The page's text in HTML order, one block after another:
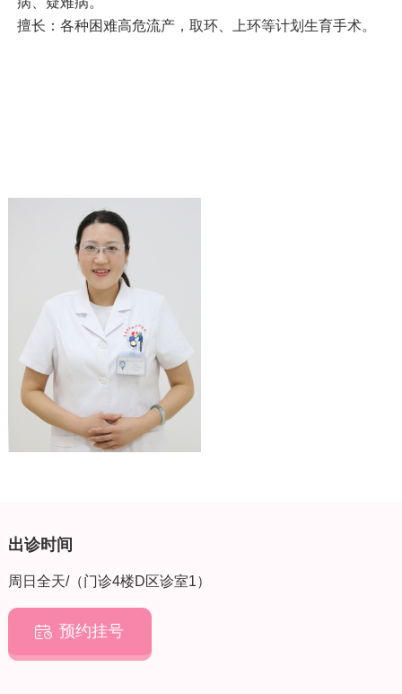
擅长：各种困难高危流产，取环、上环等计划生育手术。
出诊时间
周日全天/（门诊4楼D区诊室1）
 预约挂号